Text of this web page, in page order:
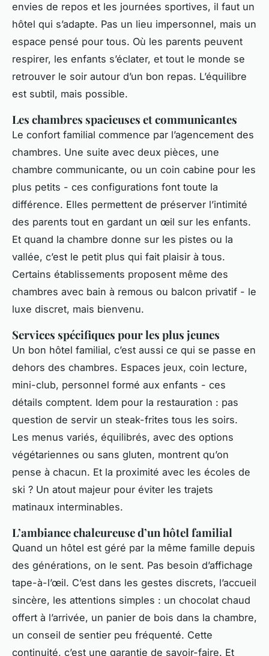
envies de repos et les journées sportives, il faut un
hôtel qui s’adapte. Pas un lieu impersonnel, mais un
espace pensé pour tous. Où les parents peuvent
respirer, les enfants s’éclater, et tout le monde se
retrouver le soir autour d’un bon repas. L’équilibre
est subtil, mais possible.
Les chambres spacieuses et communicantes
Le confort familial commence par l’agencement des
chambres. Une suite avec deux pièces, une
chambre communicante, ou un coin cabine pour les
plus petits - ces configurations font toute la
différence. Elles permettent de préserver l’intimité
des parents tout en gardant un œil sur les enfants.
Et quand la chambre donne sur les pistes ou la
vallée, c’est le petit plus qui fait plaisir à tous.
Certains établissements proposent même des
chambres avec bain à remous ou balcon privatif - le
luxe discret, mais bienvenu.
Services spécifiques pour les plus jeunes
Un bon hôtel familial, c’est aussi ce qui se passe en
dehors des chambres. Espaces jeux, coin lecture,
mini-club, personnel formé aux enfants - ces
détails comptent. Idem pour la restauration : pas
question de servir un steak-frites tous les soirs.
Les menus variés, équilibrés, avec des options
végétariennes ou sans gluten, montrent qu’on
pense à chacun. Et la proximité avec les écoles de
ski ? Un atout majeur pour éviter les trajets
matinaux interminables.
L’ambiance chaleureuse d’un hôtel familial
Quand un hôtel est géré par la même famille depuis
des générations, on le sent. Pas besoin d’affichage
tape-à-l’œil. C’est dans les gestes discrets, l’accueil
sincère, les attentions simples : un chocolat chaud
offert à l’arrivée, un panier de bois dans la chambre,
un conseil de sentier peu fréquenté. Cette
continuité, c’est une garantie de savoir-faire. Et